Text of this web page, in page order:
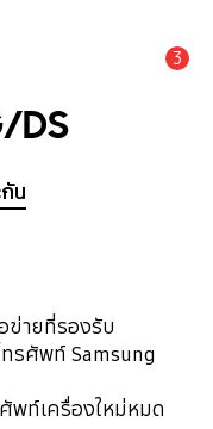
3
DS
น
ข่ายที่รองรับ
รศัพท์ Samsung
พท์เครื่องใหม่หมด